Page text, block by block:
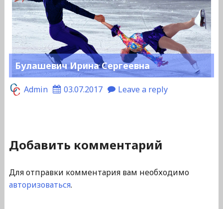
Булашевич Ирина Сергеевна
Admin 03.07.2017 Leave a reply
Добавить комментарий
Для отправки комментария вам необходимо
авторизоваться.